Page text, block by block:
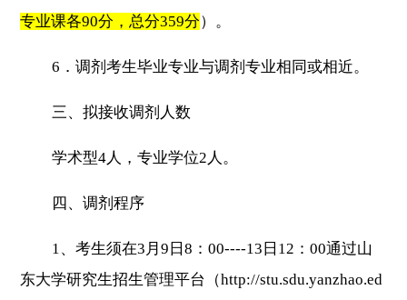
专业课各90分，总分359分）。
6 ．调剂考生毕业专业与调剂专业相同或相近。
三、拟接收调剂人数
学术型4人，专业学位2 人。
四、调剂程序
1 、考生须在3 月 9 日 8 ： 00----13 日 12 ： 00通过山
东大学研究生招生管理平台（http://stu.sdu.yanzhao.ed